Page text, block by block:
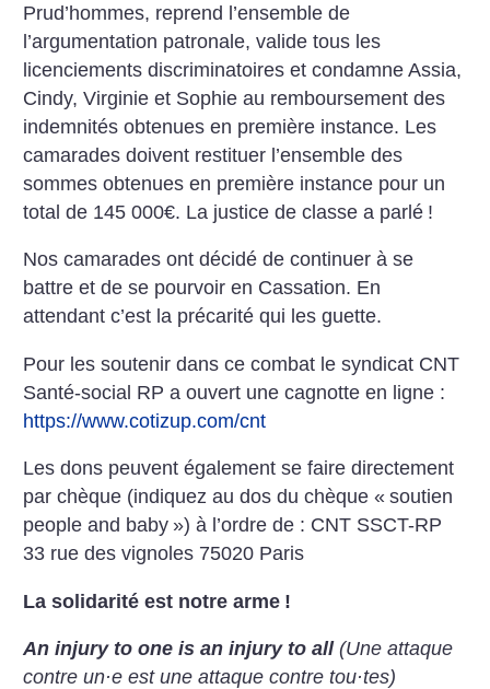
Prud’hommes, reprend l’ensemble de
l’argumentation patronale, valide tous les
licenciements discriminatoires et condamne Assia,
Cindy, Virginie et Sophie au remboursement des
indemnités obtenues en première instance. Les
camarades doivent restituer l’ensemble des
sommes obtenues en première instance pour un
total de 145 000€. La justice de classe a parlé !
Nos camarades ont décidé de continuer à se
battre et de se pourvoir en Cassation. En
attendant c’est la précarité qui les guette.
Pour les soutenir dans ce combat le syndicat CNT
Santé-social RP a ouvert une cagnotte en ligne :
https://www.cotizup.com/cnt
Les dons peuvent également se faire directement
par chèque (indiquez au dos du chèque « soutien
people and baby ») à l’ordre de : CNT SSCT-RP
33 rue des vignoles 75020 Paris
La solidarité est notre arme !
An injury to one is an injury to all (Une attaque
contre un·e est une attaque contre tou·tes)